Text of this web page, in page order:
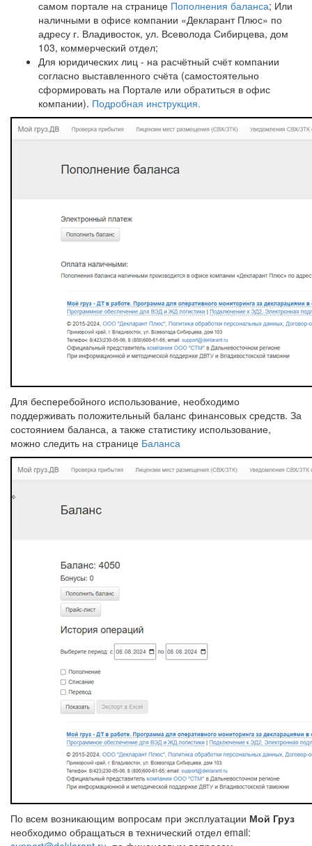
самом портале на странице Пополнения баланса; Или
наличными в офисе компании «Декларант Плюс» по
адресу г. Владивосток, ул. Всеволода Сибирцева, дом
103, коммерческий отдел;
Для юридических лиц - на расчётный счёт компании
согласно выставленного счёта (самостоятельно
сформировать на Портале или обратиться в офис
компании). Подробная инструкция.
Для бесперебойного использование, необходимо
поддерживать положительный баланс финансовых средств. За
состоянием баланса, а также статистику использование,
можно следить на странице Баланса
По всем возникающим вопросам при эксплуатации Мой Груз
необходимо обращаться в технический отдел email: